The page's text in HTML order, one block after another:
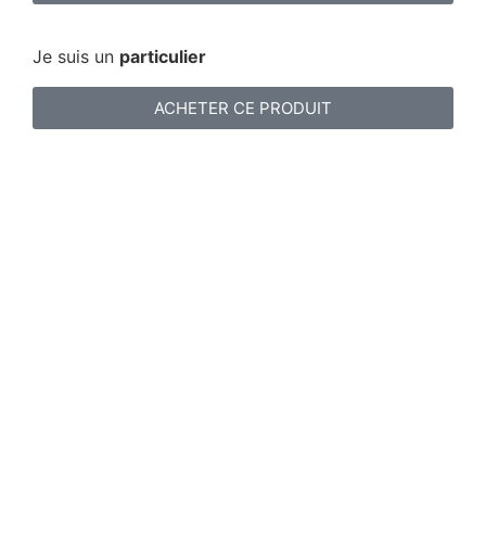
Je suis un particulier
ACHETER CE PRODUIT